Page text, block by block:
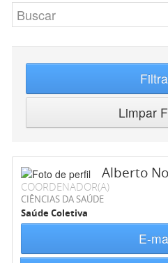
Limpar
Alberto
COORDENADOR(A)
CIÊNCIAS DA SAÚDE
Saúde Coletiva
E-